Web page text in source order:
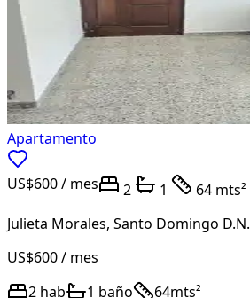
Apartamento
US$600/ mes 2 1
64 mts²
Julieta Morales, Santo Domingo D.N.
US$600/ mes
2 hab 1 baño 64mts²